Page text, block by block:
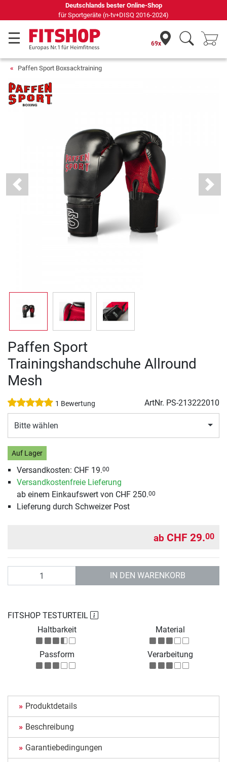
Seit 42 Jahren Ihr Experte für Heimfitness
69x
Paffen Sport Boxsacktraining
Previous Next
Paffen Sport
Trainingshandschuhe Allround
Mesh
1 Bewertung ArtNr. PS-213222010
Bitte wählen
Auf Lager
Versandkosten: CHF 19.00
Versandkostenfreie Lieferung
ab einem Einkaufswert von CHF 250.00
Lieferung durch Schweizer Post
ab CHF 29.00
IN DEN WARENKORB
FITSHOP TESTURTEIL
Haltbarkeit
Material
Passform Verarbeitung
Produktdetails
Beschreibung
Garantiebedingungen